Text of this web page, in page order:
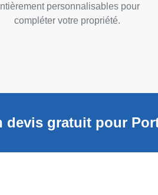
personnalisables pour
compléter votre propriété.
devis gratuit pour